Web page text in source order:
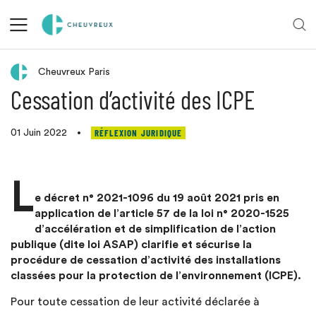
Retour aux actualités
Cheuvreux Paris
Cessation d’activité des ICPE
01 Juin 2022 • RÉFLEXION JURIDIQUE
Le décret n° 2021-1096 du 19 août 2021 pris en
application de l’article 57 de la loi n° 2020-1525
d’accélération et de simplification de l’action
publique (dite loi ASAP) clarifie et sécurise la
procédure de cessation d’activité des installations
classées pour la protection de l’environnement (ICPE).
Pour toute cessation de leur activité déclarée à